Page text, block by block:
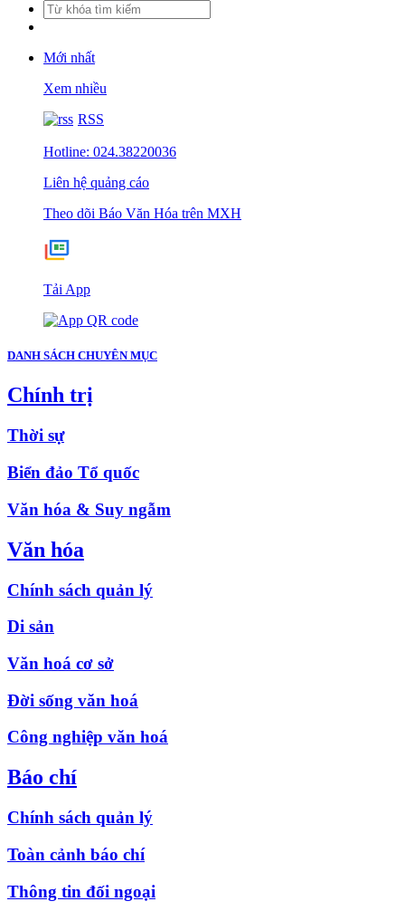
Mới nhất
Xem nhiều
RSS
Hotline: 024.38220036
Liên hệ quảng cáo
Theo dõi Báo Văn Hóa trên MXH
Tải App
DANH SÁCH CHUYÊN MỤC
Chính trị
Thời sự
Biển đảo Tổ quốc
Văn hóa & Suy ngẫm
Văn hóa
Chính sách quản lý
Di sản
Văn hoá cơ sở
Đời sống văn hoá
Công nghiệp văn hoá
Báo chí
Chính sách quản lý
Toàn cảnh báo chí
Thông tin đối ngoại